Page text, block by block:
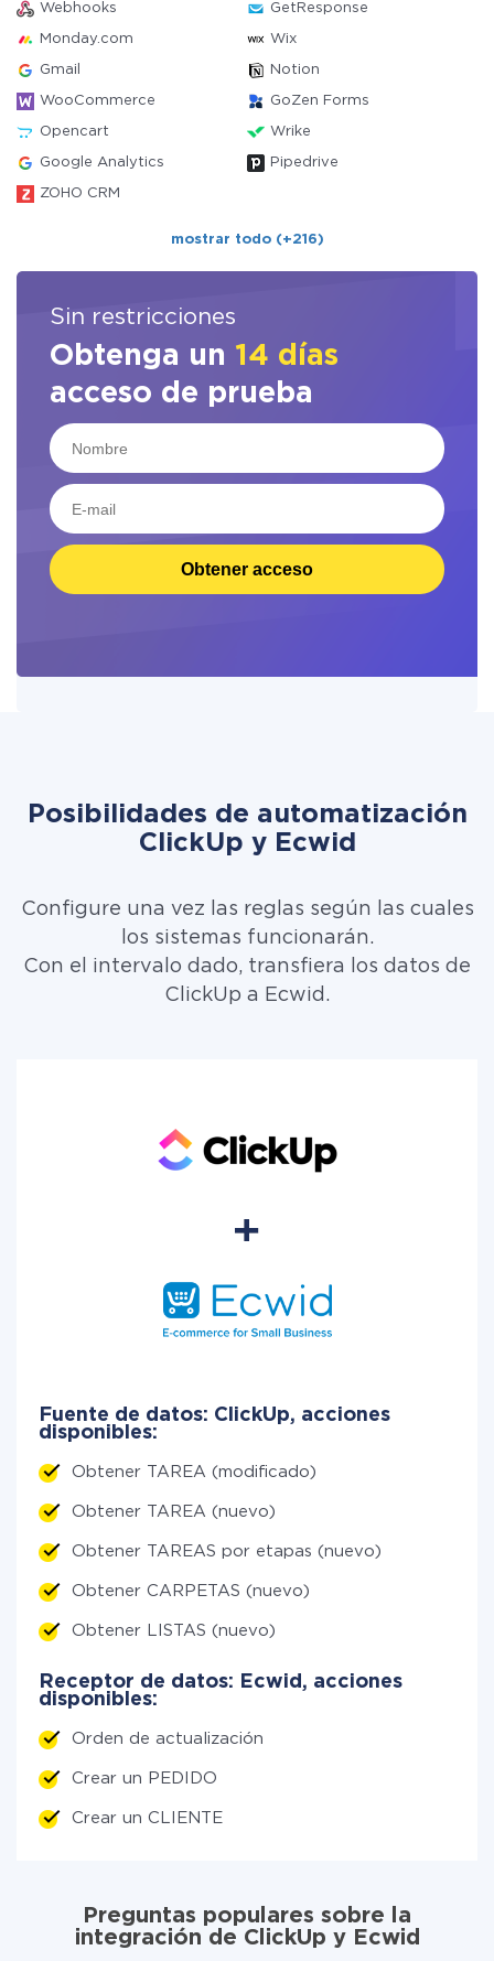
Webhooks GetResponse
Monday.com Wix
Gmail Notion
WooCommerce GoZen Forms
Opencart Wrike
Google Analytics Pipedrive
ZOHO CRM
mostrar todo (+216)
Sin restricciones
Obtenga un 14 días
acceso de prueba
Obtener acceso
Posibilidades de automatización
ClickUp y Ecwid
Configure una vez las reglas según las cuales
los sistemas funcionarán.
Con el intervalo dado, transfiera los datos de
ClickUp a Ecwid.
Fuente de datos: ClickUp, acciones
disponibles:
Obtener TAREA (modificado)
Obtener TAREA (nuevo)
Obtener TAREAS por etapas (nuevo)
Obtener CARPETAS (nuevo)
Obtener LISTAS (nuevo)
Receptor de datos: Ecwid, acciones
disponibles:
Orden de actualización
Crear un PEDIDO
Crear un CLIENTE
Preguntas populares sobre la
integración de ClickUp y Ecwid